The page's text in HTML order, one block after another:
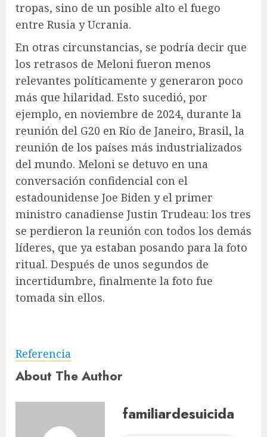
tropas, sino de un posible alto el fuego
entre Rusia y Ucrania.
En otras circunstancias, se podría decir que
los retrasos de Meloni fueron menos
relevantes políticamente y generaron poco
más que hilaridad. Esto sucedió, por
ejemplo, en noviembre de 2024, durante la
reunión del G20 en Río de Janeiro, Brasil, la
reunión de los países más industrializados
del mundo. Meloni se detuvo en una
conversación confidencial con el
estadounidense Joe Biden y el primer
ministro canadiense Justin Trudeau: los tres
se perdieron la reunión con todos los demás
líderes, que ya estaban posando para la foto
ritual. Después de unos segundos de
incertidumbre, finalmente la foto fue
tomada sin ellos.
Referencia
About The Author
familiardesuicida